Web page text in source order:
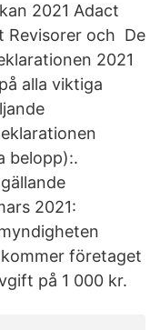
2021 Adact
Revisorer och De
2021
alla viktiga
belopp):.
2021:
företaget
på 1 000 kr.